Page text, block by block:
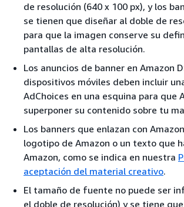
de resolución (640 x 100 px), y los
se tienen que diseñar al doble de
para que la imagen conserve su
pantallas de alta resolución.
Los anuncios de banner en Amazon
dispositivos móviles deben incluir
AdChoices en una esquina para que
superponer su contenido sobre tu
Los banners que enlazan con
logotipo de Amazon o un texto que
Amazon, como se indica en nuestra
aceptación del material creativo.
El tamaño de fuente no puede ser
el doble de resolución) y se tiene